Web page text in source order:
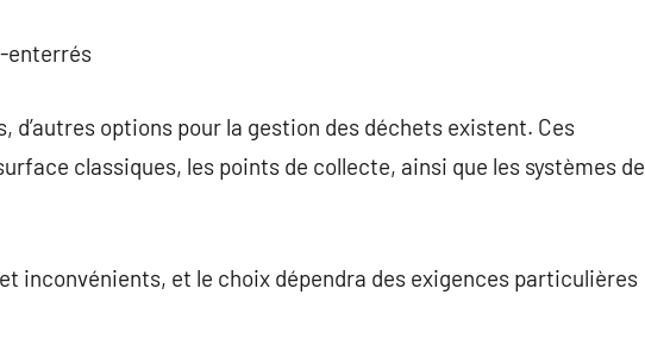
enterrés
options pour la gestion des déchets existent. Ces
classiques, les points de collecte, ainsi que les systèmes de
inconvénients, et le choix dépendra des exigences particulières